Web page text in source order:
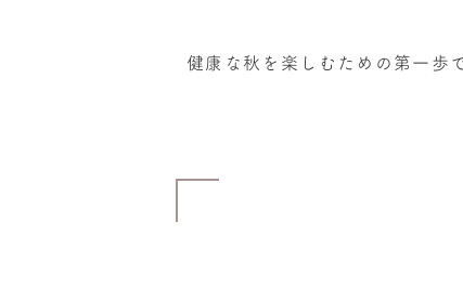
健康な秋を楽しむための第一歩